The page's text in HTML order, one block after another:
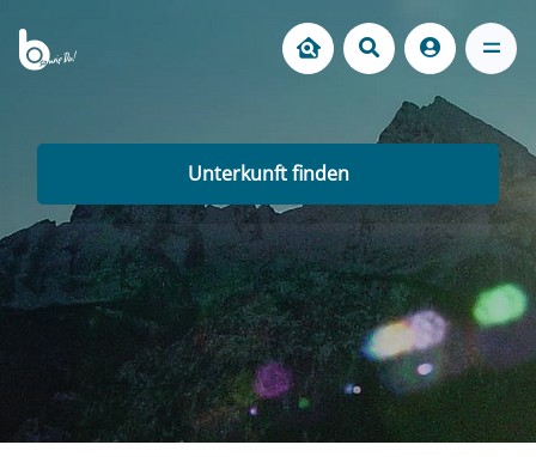
Unterkunft finden